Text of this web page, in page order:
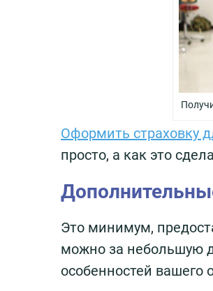
Оформить страховку
просто, а как это
Это минимум,
можно за небольшую
особенностей вашего